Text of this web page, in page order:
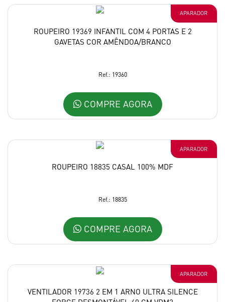
APARADOR
ROUPEIRO 19369 INFANTIL COM 4 PORTAS E 2
GAVETAS COR AMÊNDOA/BRANCO
Ref.: 19360
COMPRE AGORA
APARADOR
ROUPEIRO 18835 CASAL 100% MDF
Ref.: 18835
COMPRE AGORA
APARADOR
VENTILADOR 19736 2 EM 1 ARNO ULTRA SILENCE